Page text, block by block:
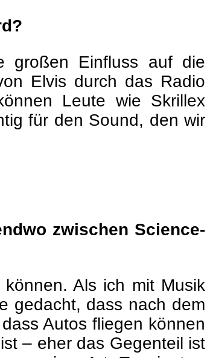
großen Einfluss auf die
Elvis durch das Radio
Leute wie Skrillex
für den Sound, den wir
zwischen Science-
Als ich mit Musik
gedacht, dass nach dem
Autos fliegen können
– eher das Gegenteil ist